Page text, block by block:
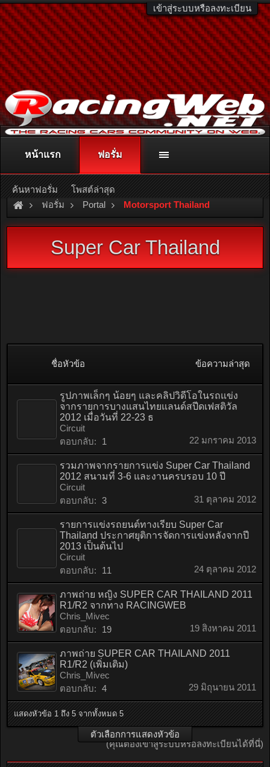
เข้าสู่ระบบหรือลงทะเบียน
ติดต่อลงโฆษณา racingweb@gmail.comหรือโทร. 081-811-1138
หรืออ่านรายละเอียดเพิ่มเติม คลิกที่นี่
ฟอรั่ม Portal Motorsport Thailand
Super Car Thailand
ชื่อหัวข้อ ข้อความล่าสุด
รูปภาพเล็กๆ น้อยๆ และคลิปวิดีโอในรถแข่ง
จากรายการบางแสนไทยแลนด์สปีดเฟสติวัล
2012 เมื่อวันที่ 22-23 ธ
Circuit
ตอบกลับ:
1 22 มกราคม 2013
รวมภาพจากรายการแข่ง Super Car Thailand
2012 สนามที่ 3-6 และงานครบรอบ 10 ปี
Circuit
ตอบกลับ: 3 31 ตุลาคม 2012
รายการแข่งรถยนต์ทางเรียบ Super Car
Thailand ประกาศยุติการจัดการแข่งหลังจากปี
2013 เป็นต้นไป
Circuit
ตอบกลับ:
11 24 ตุลาคม 2012
ภาพถ่าย หญิง SUPER CAR THAILAND 2011
R1/R2 จากทาง RACINGWEB
Chris_Mivec
ตอบกลับ:
19 19 สิงหาคม 2011
ภาพถ่าย SUPER CAR THAILAND 2011
R1/R2 (เพิ่มเติม)
Chris_Mivec
ตอบกลับ: 4 29 มิถุนายน 2011
แสดงหัวข้อ 1 ถึง 5 จากทั้งหมด 5
ตัวเลือกการแสดงหัวข้อ
(คุณต้องเข้าสู่ระบบหรือลงทะเบียนได้ที่นี่)
หน้าแรก ฟอรั่ม
ค้นหาฟอรั่ม โพสต์ล่าสุด